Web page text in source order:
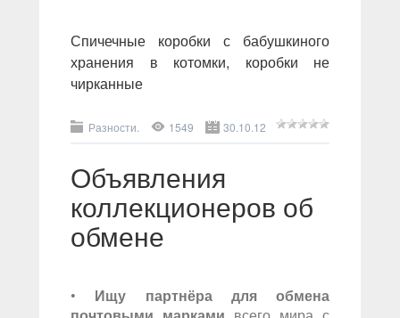
Спичечные коробки с бабушкиного
хранения в котомки, коробки не
чирканные
Разности. 1549 30.10.12
Объявления
коллекционеров об
обмене
• Ищу партнёра для обмена